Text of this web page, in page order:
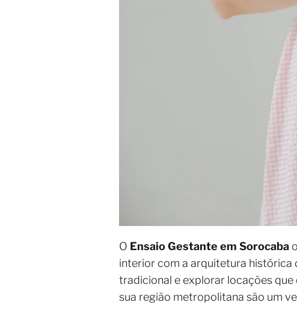
O Ensaio Gestante em Sorocaba
interior com a arquitetura histórica
tradicional e explorar locações
sua região metropolitana são um